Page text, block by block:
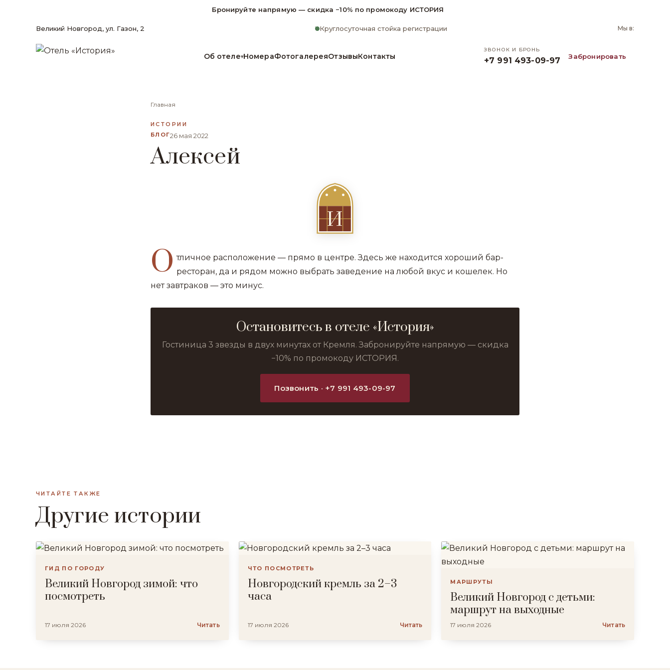
Бронируйте напрямую — скидка −10% по промокоду ИСТОРИЯ
Великий Новгород, ул. Газон, 2 Круглосуточная стойка регистрации Мы в:
Об отеле▾НомераФотогалереяОтзывыКонтакты
ЗВОНОК И БРОНЬ
+7 991 493-09-97 Забронировать
Главная
ИСТОРИИ
БЛОГ26 мая 2022
Алексей
И
О тличное расположение — прямо в центре. Здесь же находится хороший бар-
ресторан, да и рядом можно выбрать заведение на любой вкус и кошелек. Но
нет завтраков — это минус.
Остановитесь в отеле «История»
Гостиница 3 звезды в двух минутах от Кремля. Забронируйте напрямую — скидка
−10% по промокоду ИСТОРИЯ.
Позвонить · +7 991 493-09-97
ЧИТАЙТЕ ТАКЖЕ
Другие истории
ГИД ПО ГОРОДУ
Великий Новгород зимой: что
посмотреть
17 июля 2026 Читать
ЧТО ПОСМОТРЕТЬ
Новгородский кремль за 2–3
часа
17 июля 2026 Читать
МАРШРУТЫ
Великий Новгород с детьми:
маршрут на выходные
17 июля 2026 Читать